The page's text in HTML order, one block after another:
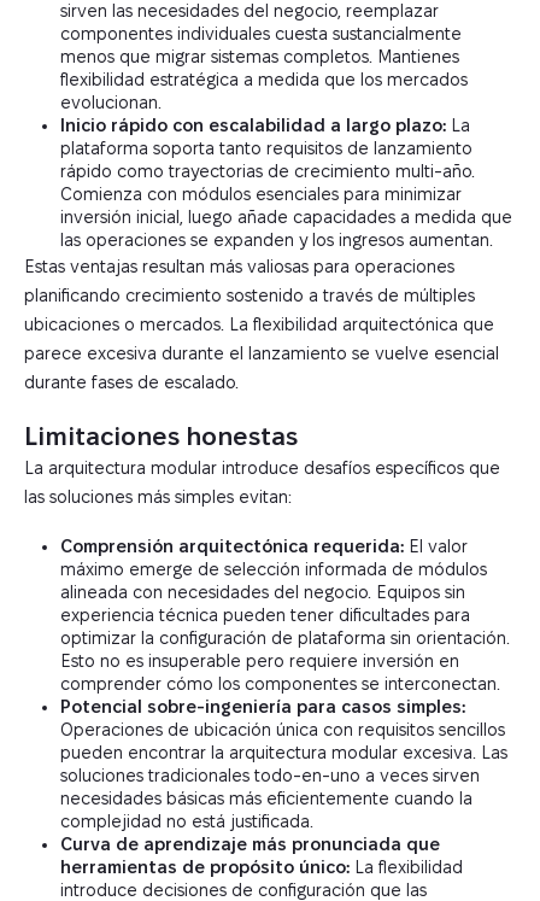
sirven las necesidades del negocio, reemplazar
componentes individuales cuesta sustancialmente
menos que migrar sistemas completos. Mantienes
flexibilidad estratégica a medida que los mercados
evolucionan.
Inicio rápido con escalabilidad a largo plazo: La
plataforma soporta tanto requisitos de lanzamiento
rápido como trayectorias de crecimiento multi-año.
Comienza con módulos esenciales para minimizar
inversión inicial, luego añade capacidades a medida que
las operaciones se expanden y los ingresos aumentan.
Estas ventajas resultan más valiosas para operaciones
planificando crecimiento sostenido a través de múltiples
ubicaciones o mercados. La flexibilidad arquitectónica que
parece excesiva durante el lanzamiento se vuelve esencial
durante fases de escalado.
Limitaciones honestas
La arquitectura modular introduce desafíos específicos que
las soluciones más simples evitan:
Comprensión arquitectónica requerida: El valor
máximo emerge de selección informada de módulos
alineada con necesidades del negocio. Equipos sin
experiencia técnica pueden tener dificultades para
optimizar la configuración de plataforma sin orientación.
Esto no es insuperable pero requiere inversión en
comprender cómo los componentes se interconectan.
Potencial sobre-ingeniería para casos simples:
Operaciones de ubicación única con requisitos sencillos
pueden encontrar la arquitectura modular excesiva. Las
soluciones tradicionales todo-en-uno a veces sirven
necesidades básicas más eficientemente cuando la
complejidad no está justificada.
Curva de aprendizaje más pronunciada que
herramientas de propósito único: La flexibilidad
introduce decisiones de configuración que las